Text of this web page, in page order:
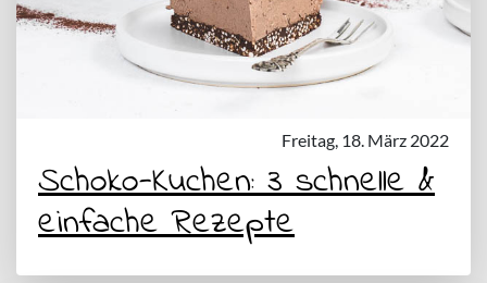
Freitag, 18. März 2022
Schoko-Kuchen: 3 schnelle &
einfache Rezepte